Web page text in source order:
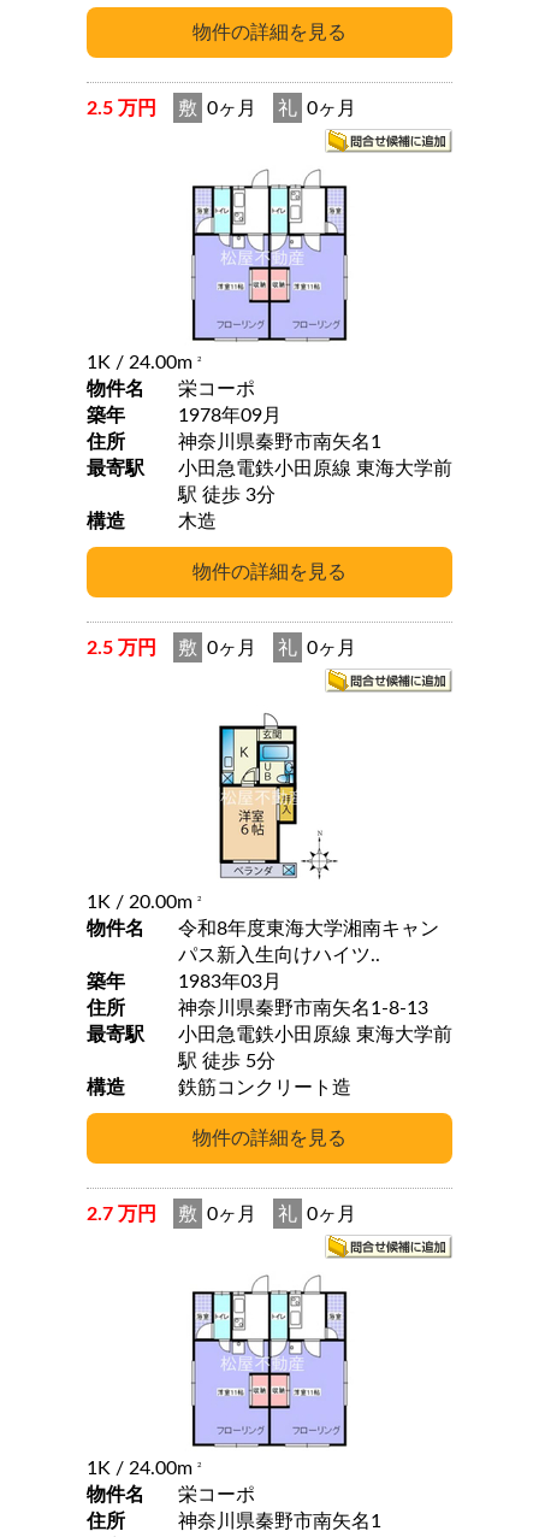
2.5 万円 敷 0ヶ月 礼 0ヶ月
1K / 24.00m 2
物件名
栄コーポ
築年
1978年09月
住所
神奈川県秦野市南矢名1
最寄駅
小田急電鉄小田原線 東海大学前
駅 徒歩 3分
構造
木造
2.5 万円 敷 0ヶ月 礼 0ヶ月
1K / 20.00m 2
物件名
令和8年度東海大学湘南キャン
パス新入生向けハイツ..
築年
1983年03月
住所
神奈川県秦野市南矢名1-8-13
最寄駅
小田急電鉄小田原線 東海大学前
駅 徒歩 5分
構造
鉄筋コンクリート造
2.7 万円 敷 0ヶ月 礼 0ヶ月
1K / 24.00m 2
物件名
栄コーポ
住所
神奈川県秦野市南矢名1